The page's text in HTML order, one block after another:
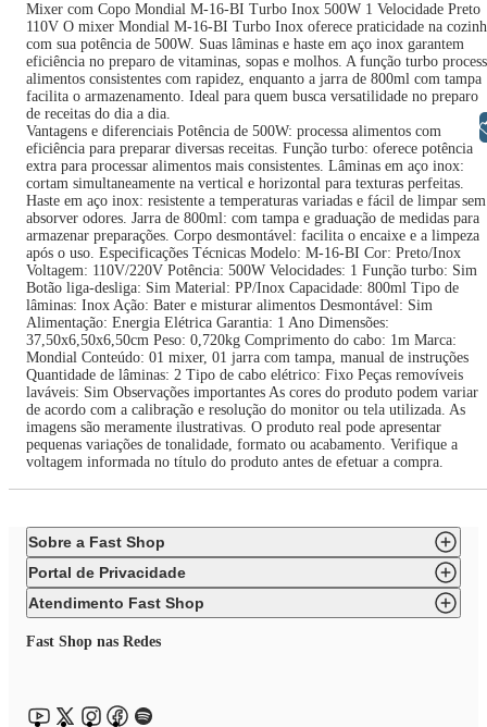
Mixer com Copo Mondial M-16-BI Turbo Inox 500W 1 Velocidade Preto
110V O mixer Mondial M-16-BI Turbo Inox oferece praticidade na
com sua potência de 500W. Suas lâminas e haste em aço inox garantem
eficiência no preparo de vitaminas, sopas e molhos. A função turbo
alimentos consistentes com rapidez, enquanto a jarra de 800ml com tampa
facilita o armazenamento. Ideal para quem busca versatilidade no preparo
de receitas do dia a dia.
Vantagens e diferenciais Potência de 500W: processa alimentos com
eficiência para preparar diversas receitas. Função turbo: oferece potência
extra para processar alimentos mais consistentes. Lâminas em aço inox:
cortam simultaneamente na vertical e horizontal para texturas perfeitas.
Haste em aço inox: resistente a temperaturas variadas e fácil de limpar sem
absorver odores. Jarra de 800ml: com tampa e graduação de medidas para
armazenar preparações. Corpo desmontável: facilita o encaixe e a limpeza
após o uso. Especificações Técnicas Modelo: M-16-BI Cor: Preto/Inox
Voltagem: 110V/220V Potência: 500W Velocidades: 1 Função turbo: Sim
Botão liga-desliga: Sim Material: PP/Inox Capacidade: 800ml Tipo de
lâminas: Inox Ação: Bater e misturar alimentos Desmontável: Sim
Alimentação: Energia Elétrica Garantia: 1 Ano Dimensões:
37,50x6,50x6,50cm Peso: 0,720kg Comprimento do cabo: 1m Marca:
Mondial Conteúdo: 01 mixer, 01 jarra com tampa, manual de instruções
Quantidade de lâminas: 2 Tipo de cabo elétrico: Fixo Peças removíveis
laváveis: Sim Observações importantes As cores do produto podem variar
de acordo com a calibração e resolução do monitor ou tela utilizada. As
imagens são meramente ilustrativas. O produto real pode apresentar
pequenas variações de tonalidade, formato ou acabamento. Verifique a
voltagem informada no título do produto antes de efetuar a compra.
Sobre a Fast Shop
Portal de Privacidade
Atendimento Fast Shop
Fast Shop nas Redes
Libras